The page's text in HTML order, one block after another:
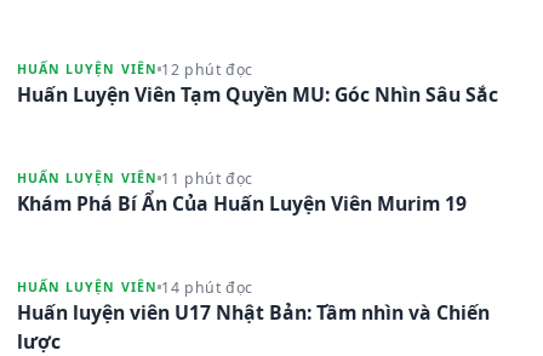
HUẤN LUYỆN VIÊN 12 phút đọc
Huấn Luyện Viên Tạm Quyền MU: Góc Nhìn Sâu Sắc
HUẤN LUYỆN VIÊN 11 phút đọc
Khám Phá Bí Ẩn Của Huấn Luyện Viên Murim 19
HUẤN LUYỆN VIÊN 14 phút đọc
Huấn luyện viên U17 Nhật Bản: Tầm nhìn và Chiến
lược